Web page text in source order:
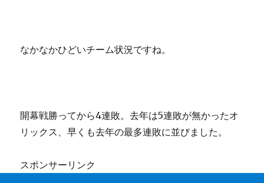
なかなかひどいチーム状況ですね。
開幕戦勝ってから4連敗。去年は5連敗が無かったオ
リックス、早くも去年の最多連敗に並びました。
スポンサーリンク